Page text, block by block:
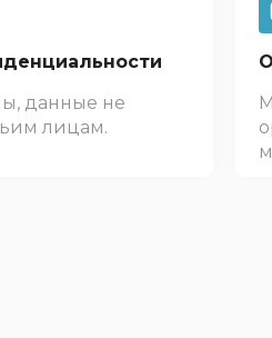
данные не
лицам.